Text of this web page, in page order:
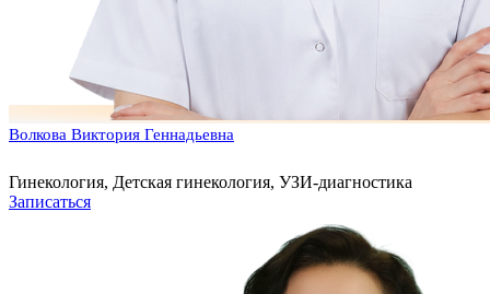
Волкова Виктория Геннадьевна
Гинекология, Детская гинекология, УЗИ-диагностика
Записаться